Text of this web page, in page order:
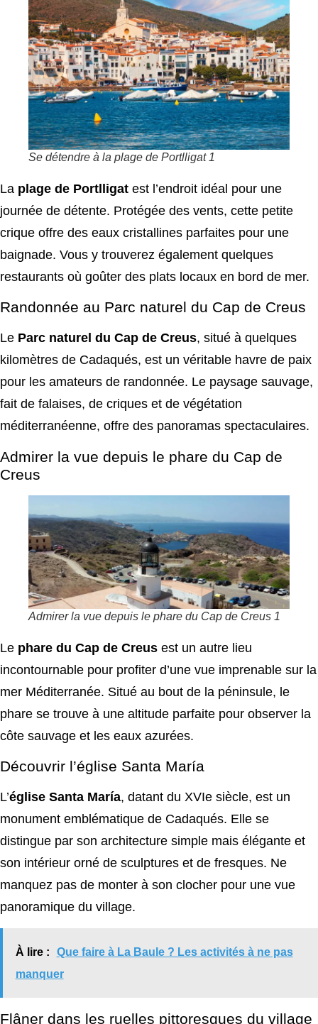
Se détendre à la plage de Portlligat 1
La plage de Portlligat est l’endroit idéal pour une
journée de détente. Protégée des vents, cette petite
crique offre des eaux cristallines parfaites pour une
baignade. Vous y trouverez également quelques
restaurants où goûter des plats locaux en bord de mer.
Randonnée au Parc naturel du Cap de Creus
Le Parc naturel du Cap de Creus, situé à quelques
kilomètres de Cadaqués, est un véritable havre de paix
pour les amateurs de randonnée. Le paysage sauvage,
fait de falaises, de criques et de végétation
méditerranéenne, offre des panoramas spectaculaires.
Admirer la vue depuis le phare du Cap de
Creus
Admirer la vue depuis le phare du Cap de Creus 1
Le phare du Cap de Creus est un autre lieu
incontournable pour profiter d’une vue imprenable sur la
mer Méditerranée. Situé au bout de la péninsule, le
phare se trouve à une altitude parfaite pour observer la
côte sauvage et les eaux azurées.
Découvrir l’église Santa María
L’église Santa María, datant du XVIe siècle, est un
monument emblématique de Cadaqués. Elle se
distingue par son architecture simple mais élégante et
son intérieur orné de sculptures et de fresques. Ne
manquez pas de monter à son clocher pour une vue
panoramique du village.
À lire :
Que faire à La Baule ? Les activités à ne pas
manquer
Flâner dans les ruelles pittoresques du village